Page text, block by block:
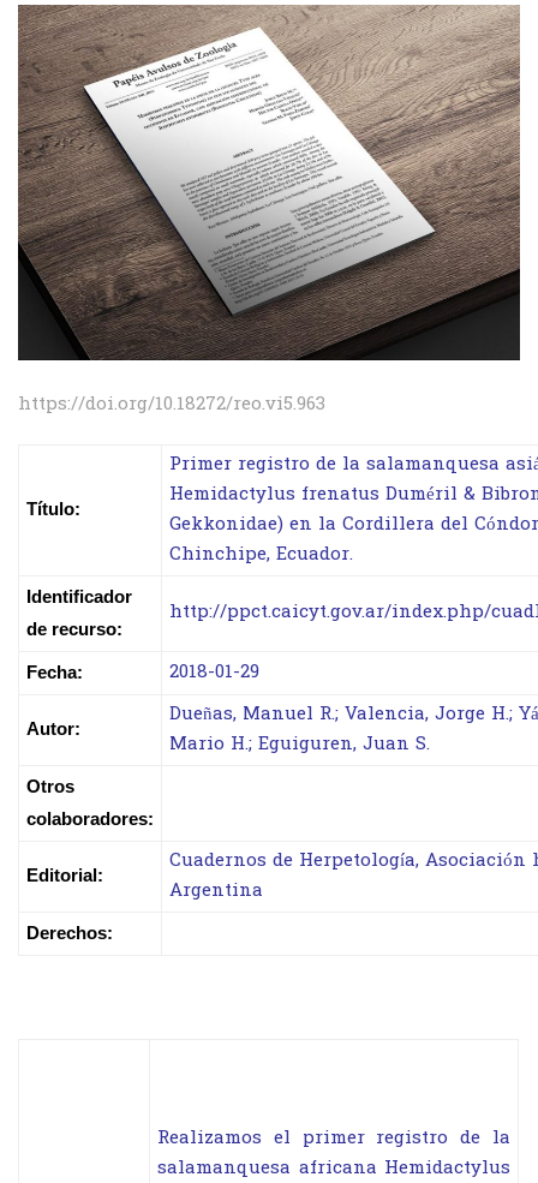
https://doi.org/10.18272/reo.vi5.963
Título:
Primer registro de la salamanquesa
Hemidactylus frenatus Duméril &
Gekkonidae) en la Cordillera del
Chinchipe, Ecuador.
Identificador
de recurso:
http://ppct.caicyt.gov.ar/index.php/
Fecha: 2018-01-29
Autor:
Dueñas, Manuel R.; Valencia, Jorge H.;
Mario H.; Eguiguren, Juan S.
Otros
colaboradores:
Editorial:
Cuadernos de Herpetología, Asociación
Argentina
Derechos:
Realizamos el primer registro de la
salamanquesa africana Hemidactylus